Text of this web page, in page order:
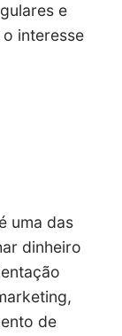
e
interesse
uma das
dinheiro
de